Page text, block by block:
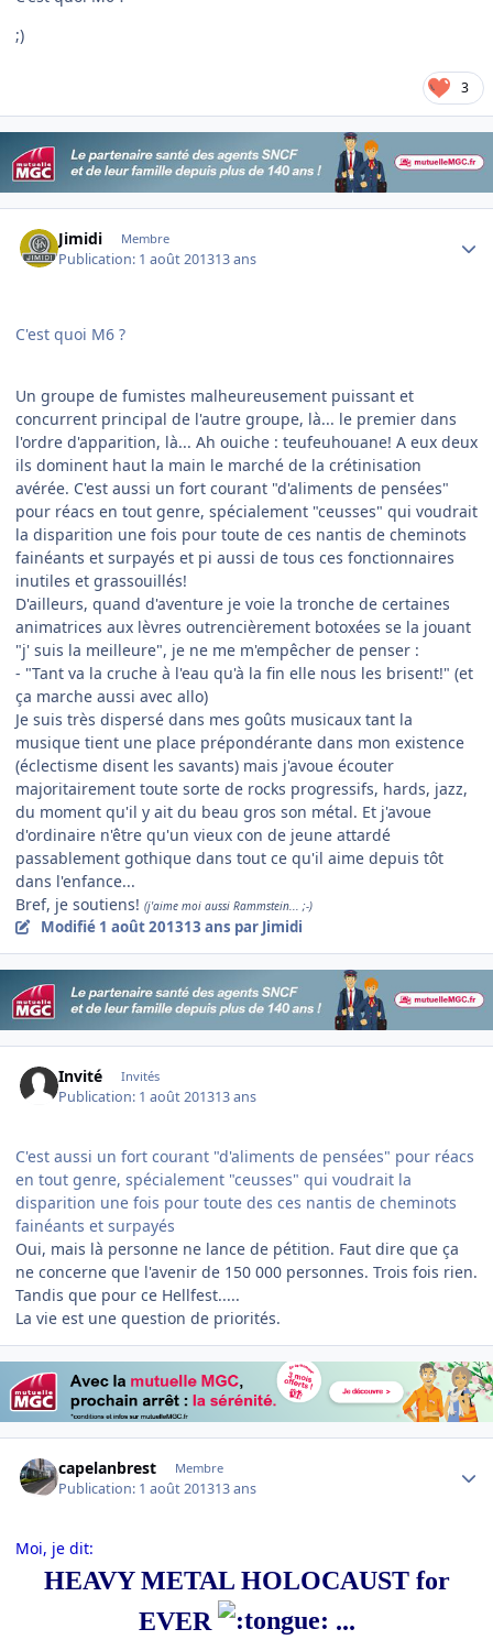
;)
3
Jimidi Membre
Publication: 1 août 201313 ans
C'est quoi M6 ?
Un groupe de fumistes malheureusement puissant et
concurrent principal de l'autre groupe, là... le premier dans
l'ordre d'apparition, là... Ah ouiche : teufeuhouane! A eux deux
ils dominent haut la main le marché de la crétinisation
avérée. C'est aussi un fort courant "d'aliments de pensées"
pour réacs en tout genre, spécialement "ceusses" qui voudrait
la disparition une fois pour toute de ces nantis de cheminots
fainéants et surpayés et pi aussi de tous ces fonctionnaires
inutiles et grassouillés!
D'ailleurs, quand d'aventure je voie la tronche de certaines
animatrices aux lèvres outrencièrement botoxées se la jouant
"j' suis la meilleure", je ne me m'empêcher de penser :
- "Tant va la cruche à l'eau qu'à la fin elle nous les brisent!" (et
ça marche aussi avec allo)
Je suis très dispersé dans mes goûts musicaux tant la
musique tient une place prépondérante dans mon existence
(éclectisme disent les savants) mais j'avoue écouter
majoritairement toute sorte de rocks progressifs, hards, jazz,
du moment qu'il y ait du beau gros son métal. Et j'avoue
d'ordinaire n'être qu'un vieux con de jeune attardé
passablement gothique dans tout ce qu'il aime depuis tôt
dans l'enfance...
Bref, je soutiens! (j'aime moi aussi Rammstein... ;-)
Modifié 1 août 201313 ans par Jimidi
Invité Invités
Publication: 1 août 201313 ans
C'est aussi un fort courant "d'aliments de pensées" pour réacs
en tout genre, spécialement "ceusses" qui voudrait la
disparition une fois pour toute des ces nantis de cheminots
fainéants et surpayés
Oui, mais là personne ne lance de pétition. Faut dire que ça
ne concerne que l'avenir de 150 000 personnes. Trois fois rien.
Tandis que pour ce Hellfest.....
La vie est une question de priorités.
capelanbrest Membre
Publication: 1 août 201313 ans
Moi, je dit:
HEAVY METAL HOLOCAUST for
EVER
...